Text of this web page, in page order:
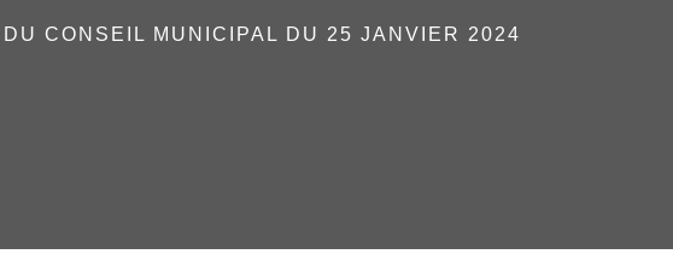
DU CONSEIL MUNICIPAL DU 25 JANVIER 2024